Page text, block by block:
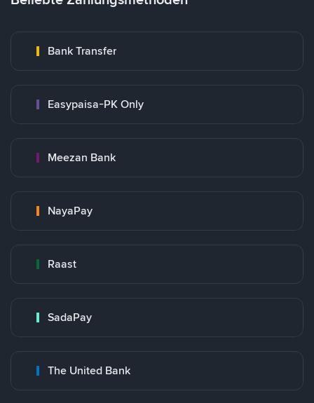
Bank Transfer
Easypaisa-PK Only
Meezan Bank
NayaPay
Raast
SadaPay
The United Bank